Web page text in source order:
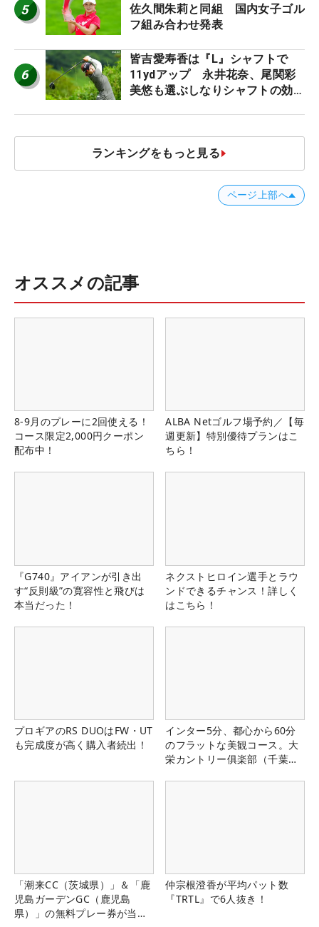
5
佐久間朱莉と同組 国内女子ゴル
フ組み合わせ発表
6
皆吉愛寿香は『L』シャフトで
11ydアップ 永井花奈、尾関彩
美悠も選ぶしなりシャフトの効果
ランキングをもっと見る
ページ上部へ
オススメの記事
8-9月のプレーに2回使える！
コース限定2,000円クーポン
配布中！
ALBA Netゴルフ場予約／【毎
週更新】特別優待プランはこ
ちら！
『G740』アイアンが引き出
す“反則級”の寛容性と飛びは
本当だった！
ネクストヒロイン選手とラウ
ンドできるチャンス！詳しく
はこちら！
プロギアのRS DUOはFW・UT
も完成度が高く購入者続出！
インター5分、都心から60分
のフラットな美観コース。大
栄カントリー俱楽部（千葉
「潮来CC（茨城県）」＆「鹿
児島ガーデンGC（鹿児島
県）」の無料プレー券が当た
仲宗根澄香が平均パット数
『TRTL』で6人抜き！